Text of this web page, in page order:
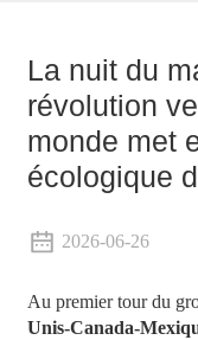
La nuit du
révolution
monde met
écologique
2026-06-26
Au premier tour du
Unis-Canada-